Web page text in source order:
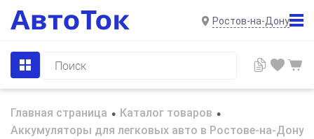
Ростов-на-Дону
Главная страница • Каталог товаров •
Аккумуляторы для легковых авто в Ростове-на-Дону